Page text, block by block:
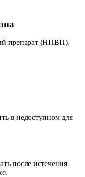
препарат (НПВП).
в недоступном для
после истечения